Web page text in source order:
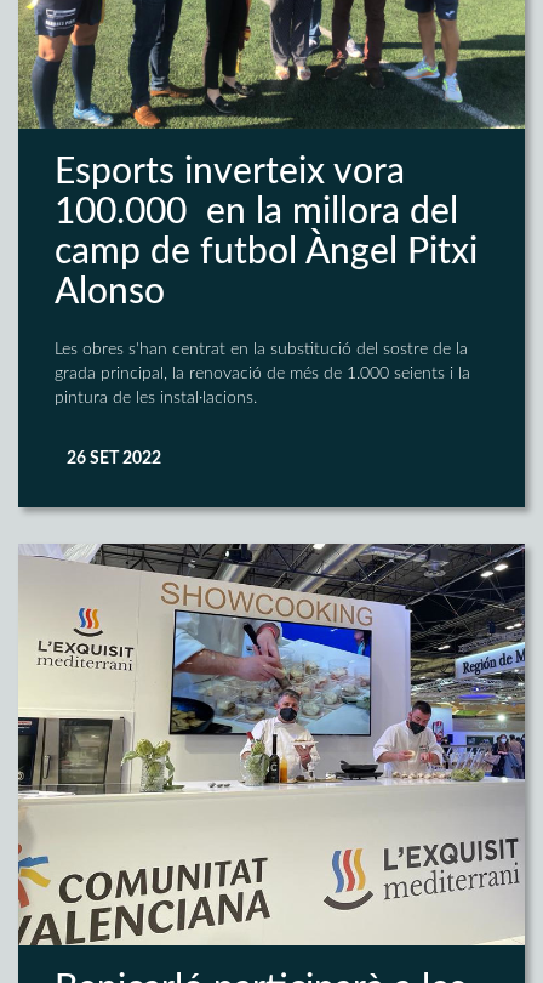
Esports inverteix vora
100.000  en la millora del
camp de futbol Àngel Pitxi
Alonso
Les obres s'han centrat en la substitució del sostre de la
grada principal, la renovació de més de 1.000 seients i la
pintura de les instal·lacions.
26 SET 2022